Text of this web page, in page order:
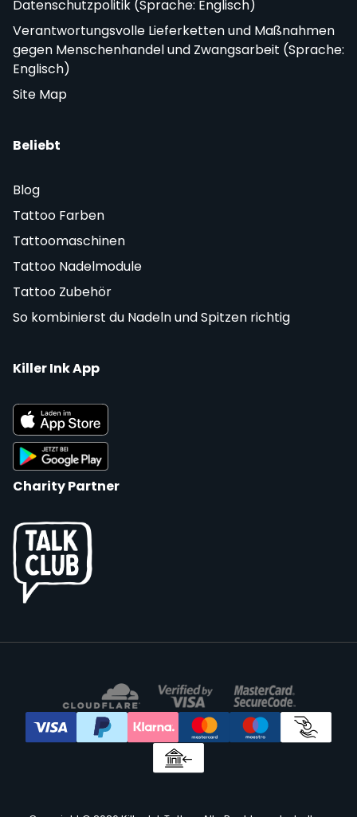
Datenschutzpolitik (Sprache: Englisch)
Verantwortungsvolle Lieferketten und Maßnahmen
gegen Menschenhandel und Zwangsarbeit (Sprache:
Englisch)
Site Map
Beliebt
Blog
Tattoo Farben
Tattoomaschinen
Tattoo Nadelmodule
Tattoo Zubehör
So kombinierst du Nadeln und Spitzen richtig
Killer Ink App
Charity Partner